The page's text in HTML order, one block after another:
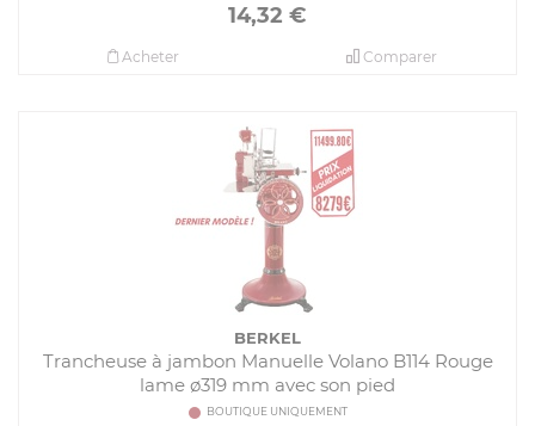
14,32 €
Comparer
Acheter
BERKEL
Trancheuse à jambon Manuelle Volano B114 Rouge
lame ø319 mm avec son pied
BOUTIQUE UNIQUEMENT